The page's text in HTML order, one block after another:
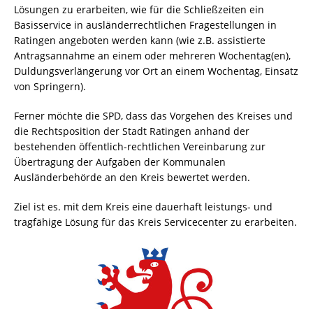
Lösungen zu erarbeiten, wie für die Schließzeiten ein
Basisservice in ausländerrechtlichen Fragestellungen in
Ratingen angeboten werden kann (wie z.B. assistierte
Antragsannahme an einem oder mehreren Wochentag(en),
Duldungsverlängerung vor Ort an einem Wochentag, Einsatz
von Springern).
Ferner möchte die SPD, dass das Vorgehen des Kreises und
die Rechtsposition der Stadt Ratingen anhand der
bestehenden öffentlich-rechtlichen Vereinbarung zur
Übertragung der Aufgaben der Kommunalen
Ausländerbehörde an den Kreis bewertet werden.
Ziel ist es. mit dem Kreis eine dauerhaft leistungs- und
tragfähige Lösung für das Kreis Servicecenter zu erarbeiten.